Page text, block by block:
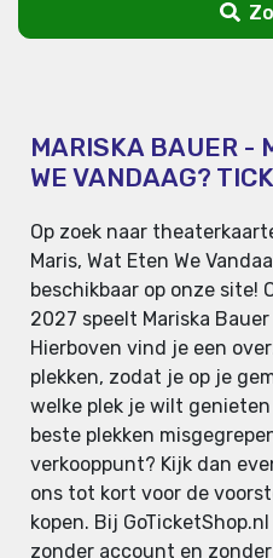
MARISKA BAUER -
WE VANDAAG?
Op zoek naar
Maris, Wat Eten We
beschikbaar op onze site!
2027 speelt Mariska
Hierboven vind je een
plekken, zodat je op je
welke plek je wilt
beste plekken
verkooppunt? Kijk dan
ons tot kort voor de
kopen. Bij
zonder account en